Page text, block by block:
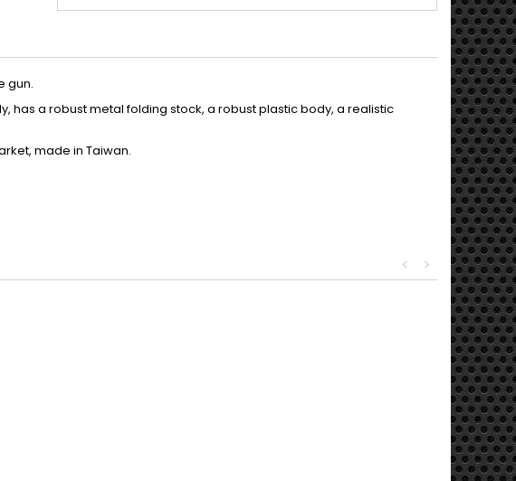
gun.
has a robust metal folding stock, a robust plastic body, a realistic
made in Taiwan.
>
<